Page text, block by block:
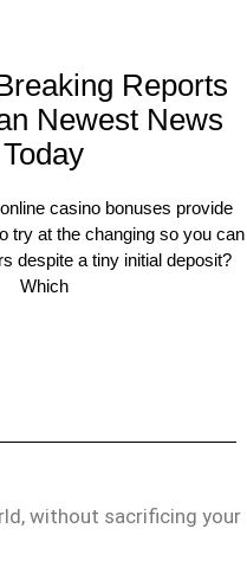
Reports
Newest News
Today
casino bonuses provide
try at the changing so you can
despite a tiny initial deposit?
Which
without sacrificing your